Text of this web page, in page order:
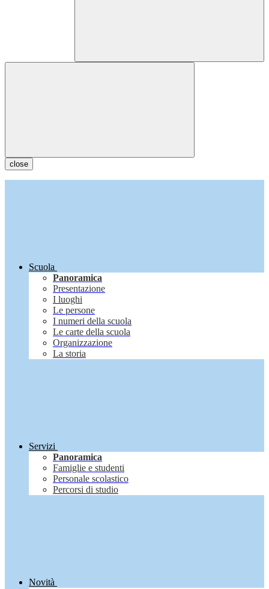
close
Scuola
Panoramica
Presentazione
I luoghi
Le persone
I numeri della scuola
Le carte della scuola
Organizzazione
La storia
Servizi
Panoramica
Famiglie e studenti
Personale scolastico
Percorsi di studio
Novità